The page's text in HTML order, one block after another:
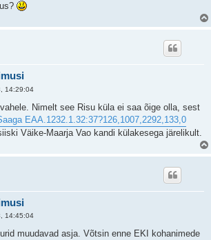
14:29:04
Nimelt see Risu küla ei saa õige olla, sest
EAA.1232.1.32:37?126,1007,2292,133,0
Väike-Maarja Vao kandi külakesega järelikult.
14:45:04
muudavad asja. Võtsin enne EKI kohanimede